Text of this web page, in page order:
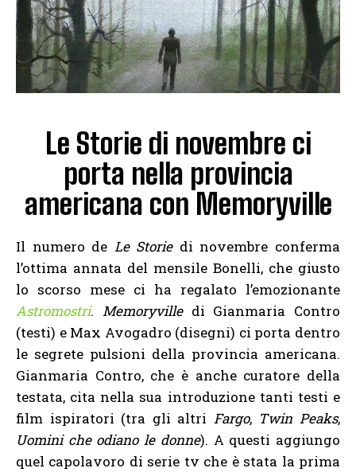
Le Storie di novembre ci
porta nella provincia
americana con Memoryville
Il numero de Le Storiedi novembre conferma
l’ottima annata del mensile Bonelli, che giusto
lo scorso mese ci ha regalato l’emozionante
Astromostri. Memoryvilledi Gianmaria Contro
(testi) e Max Avogadro (disegni) ci porta dentro
le segrete pulsioni della provincia americana.
Gianmaria Contro, che è anche curatore della
testata, cita nella sua introduzione tanti testi e
film ispiratori (tra gli altri Fargo, Twin Peaks,
Uomini che odiano le donne). A questi aggiungo
quel capolavoro di serie tv che è stata la prima